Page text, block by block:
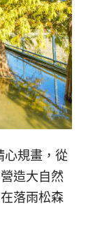
心規畫，從
造大自然
落雨松森